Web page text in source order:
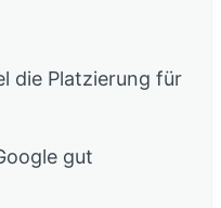
die Platzierung für
gut